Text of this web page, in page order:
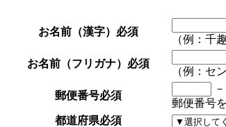
お名前（漢字） 必須
（例：千
お名前（フリガナ） 必須
（例：セ
郵便番号必須
－
郵便番号
都道府県必須